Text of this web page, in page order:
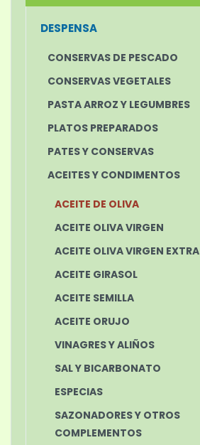
DESPENSA
CONSERVAS DE PESCADO
CONSERVAS VEGETALES
PASTA ARROZ Y LEGUMBRES
PLATOS PREPARADOS
PATES Y CONSERVAS
ACEITES Y CONDIMENTOS
ACEITE DE OLIVA
ACEITE OLIVA VIRGEN
ACEITE OLIVA VIRGEN EXTRA
ACEITE GIRASOL
ACEITE SEMILLA
ACEITE ORUJO
VINAGRES Y ALIÑOS
SAL Y BICARBONATO
ESPECIAS
SAZONADORES Y OTROS
COMPLEMENTOS